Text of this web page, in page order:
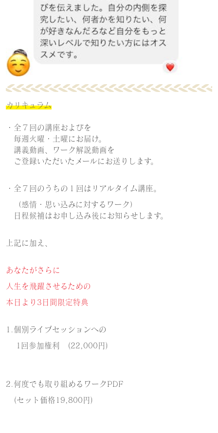
カリキュラム
・全７回の講座およびを
毎週火曜・土曜にお届け。
講義動画、ワーク解説動画を
ご登録いただいたメールにお送りします。
・全７回のうちの１回はリアルタイム講座。
（感情・思い込みに対するワーク）
日程候補はお申し込み後にお知らせします。
上記に加え、
あなたがさらに
人生を飛躍させるための
本日より3日間限定特典
1.個別ライブセッションへの
1回参加権利
(22,000円)
2.何度でも取り組めるワークPDF
(セット価格19,800円)